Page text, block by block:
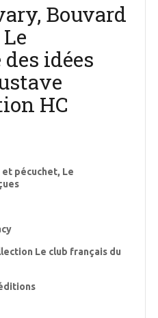
Bouvard
idées
HC
pécuchet, Le
Le club français du